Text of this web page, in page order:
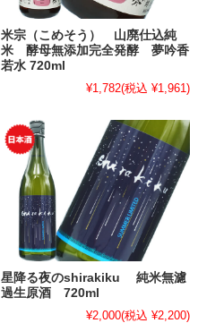
米宗（こめそう） 山廃仕込純
米 酵母無添加完全発酵 夢吟香
若水 720ml
¥1,782(税込 ¥1,961)
星降る夜のshirakiku 純米無濾
過生原酒 720ml
¥2,000(税込 ¥2,200)